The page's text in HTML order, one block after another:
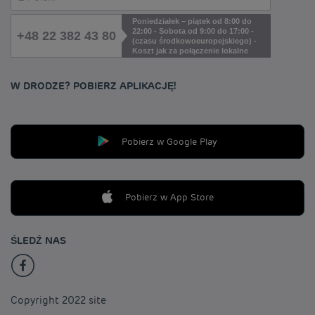
+48 22 382 43 80
Poniedziałek – piątek od 8:00 do
22:00 - Sobota od 9:00 do 17:00 -
(czasu środkowoeuropejskiego) -
Koszt jak za połączenie lokalne
W DRODZE? POBIERZ APLIKACJĘ!
Pobierz w Google Play
Pobierz w App Store
ŚLEDŹ NAS
Copyright 2022 site